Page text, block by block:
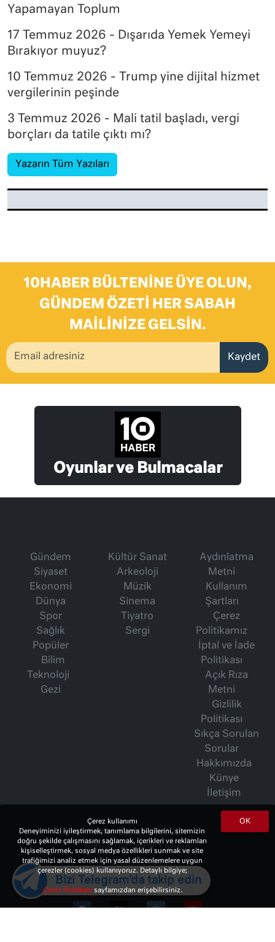
Yapamayan Toplum
17 Temmuz 2026 - Dışarıda Yemek Yemeyi
Bırakıyor muyuz?
10 Temmuz 2026 - Trump yine dijital hizmet
vergilerinin peşinde
3 Temmuz 2026 - Mali tatil başladı, vergi
borçları da tatile çıktı mı?
Yazarın Tüm Yazıları
10HABER BÜLTENINE ÜYE OLUN,
GÜNDEM ÖZETI HER SABAH
MAILINIZE GELSIN.
Kaydet
Oyunlar ve Bulmacalar
Gündem
Siyaset
Ekonomi
Dünya
Spor
Sağlık
Popüler
Bilim
Teknoloji
Gezi
Kültür Sanat
Arkeoloji
Müzik
Sinema
Tiyatro
Sergi
Aydınlatma
Metni
Kullanım
Şartları
Çerez
Politikamız
İptal ve İade
Politikası
Açık Rıza
Metni
Gizlilik
Politikası
Sıkça Sorulan
Sorular
Hakkımızda
Künye
İletişim
İsmet Berkan Yazıları
Ertuğrul Özkök Yazıları
Haftalık Gazete
OK
Çerez kullanımı
Deneyiminizi iyileştirmek, tanımlama bilgilerini, sitemizin
doğru şekilde çalışmasını sağlamak, içerikleri ve reklamları
kişiselleştirmek, sosyal medya özellikleri sunmak ve site
trafiğimizi analiz etmek için yasal düzenlemelere uygun
çerezler (cookies) kullanıyoruz. Detaylı bilgiye;
Çerez Politikasısayfamızdan erişebilirsiniz.
Bizi Telegram'da takip edin